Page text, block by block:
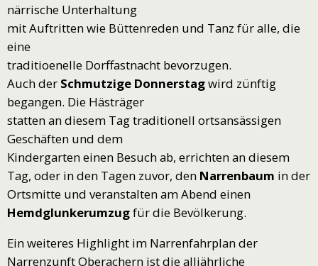
närrische Unterhaltung
mit Auftritten wie Büttenreden und Tanz für alle, die
eine
traditioenelle Dorffastnacht bevorzugen.
Auch der Schmutzige Donnerstagwird zünftig
begangen. Die Hästräger
statten an diesem Tag traditionell ortsansässigen
Geschäften und dem
Kindergarten einen Besuch ab, errichten an diesem
Tag, oder in den Tagen zuvor, den Narrenbaum in der
Ortsmitte und veranstalten am Abend einen
Hemdglunkerumzugfür die Bevölkerung.
Ein weiteres Highlight im Narrenfahrplan der
Narrenzunft Oberachern ist die alljährliche